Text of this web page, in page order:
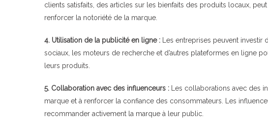
clients satisfaits, des articles sur les bienfaits des produits locaux,
renforcer la notoriété de la marque.
4. Utilisation de la publicité en ligne : Les entreprises peuvent
sociaux, les moteurs de recherche et d’autres plateformes en ligne
leurs produits.
5. Collaboration avec des influenceurs : Les collaborations avec des
marque et à renforcer la confiance des consommateurs. Les
recommander activement la marque à leur public.